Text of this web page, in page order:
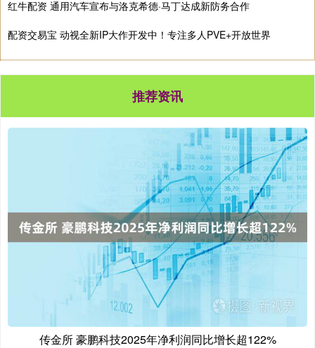
红牛配资 通用汽车宣布与洛克希德·马丁达成新防务合作
配资交易宝 动视全新IP大作开发中！专注多人PVE+开放世界
推荐资讯
传金所 豪鹏科技2025年净利润同比增长超122%